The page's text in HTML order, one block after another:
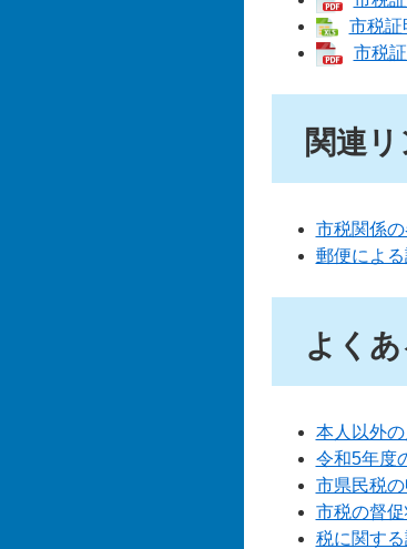
市税証
市税
関連リ
市税関係
郵便によ
よく
本人以外
令和5年度
市県民税
市税の督
税に関す